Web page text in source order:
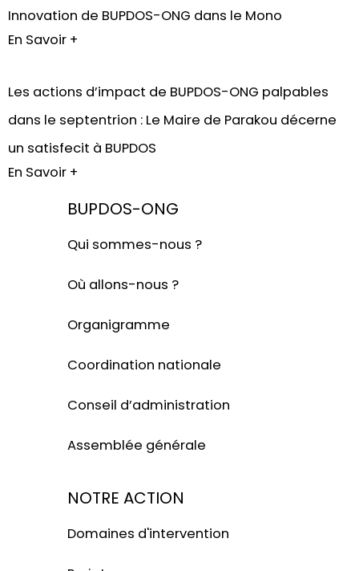
Innovation de BUPDOS-ONG dans le Mono
En Savoir +
Les actions d’impact de BUPDOS-ONG palpables
dans le septentrion : Le Maire de Parakou décerne
un satisfecit à BUPDOS
En Savoir +
BUPDOS-ONG
Qui sommes-nous ?
Où allons-nous ?
Organigramme
Coordination nationale
Conseil d’administration
Assemblée générale
NOTRE ACTION
Domaines d'intervention